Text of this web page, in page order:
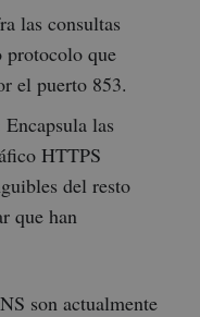
las consultas
que
el puerto 853.
Encapsula las
HTTPS
del resto
que han
son actualmente